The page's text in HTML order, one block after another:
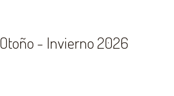
Otoño - Invierno 2026